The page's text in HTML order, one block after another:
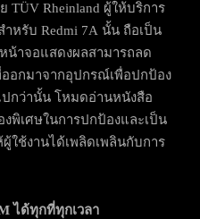
TÜV Rheinland ผู้ให้บริการ
หรับ Redmi 7A นั้น ถือเป็น
น้าจอแสดงผลสามารถลด
อกมาจากอุปกรณ์เพื่อปกป้อง
กว่านั้น โหมดอ่านหนังสือ
งพิเศษในการปกป้องและเป็น
ใช้งานได้เพลิดเพลินกับการ
ได้ทุกที่ทุกเวลา